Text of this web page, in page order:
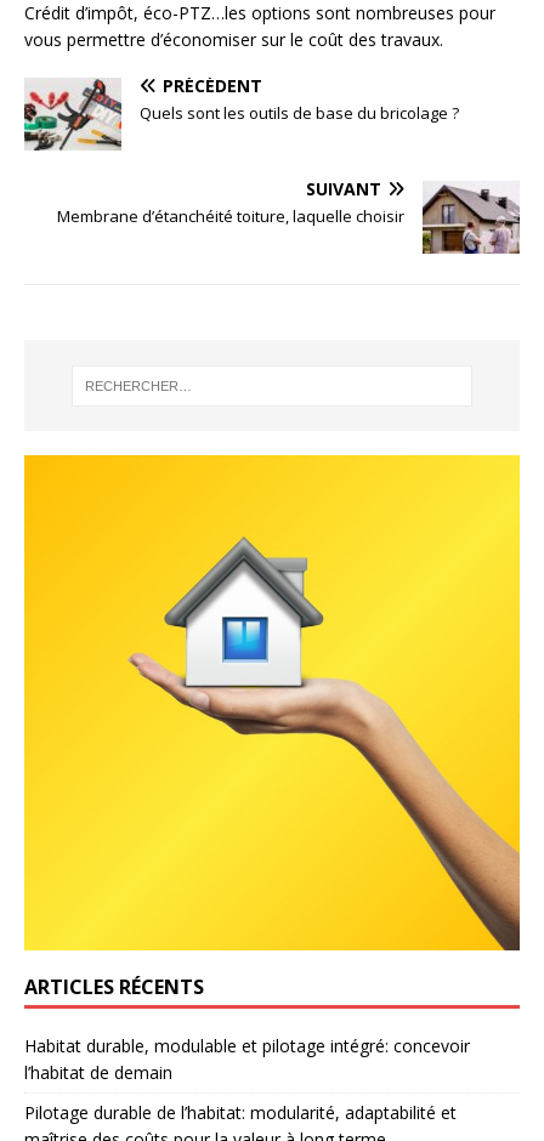
Crédit d’impôt, éco-PTZ…les options sont nombreuses pour
vous permettre d’économiser sur le coût des travaux.
PRÉCÉDENT
Quels sont les outils de base du bricolage ?
SUIVANT
Membrane d’étanchéité toiture, laquelle choisir
ARTICLES RÉCENTS
Habitat durable, modulable et pilotage intégré: concevoir
l’habitat de demain
Pilotage durable de l’habitat: modularité, adaptabilité et